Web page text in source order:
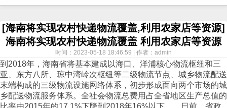
[海南将实现农村快递物流覆盖,利用农家店等资源]
海南将实现农村快递物流覆盖 利用农家店等资源
时间：2023-05-18 18:46:59 | 作者：admin
到2018年，海南省将基本建成以海口、洋浦核心物流枢纽和三
亚、东方八所、琼中湾岭次枢纽等二级物流节点、城乡物流配送
末端构成的三级物流设施网络体系，初步形成面向两个市场的城
乡配送物流服务体系。全社会物流总费用占全省地区生产总值的
比率由2015年的17.1%下降到2018年16%以下……日前，省政